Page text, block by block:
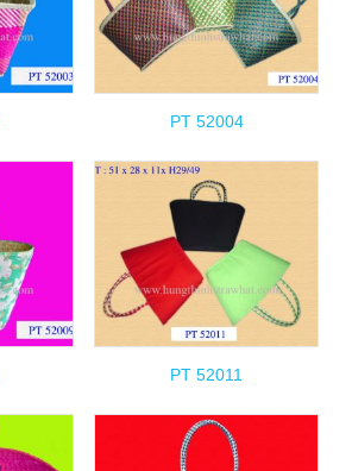
PT 52004
PT 52011